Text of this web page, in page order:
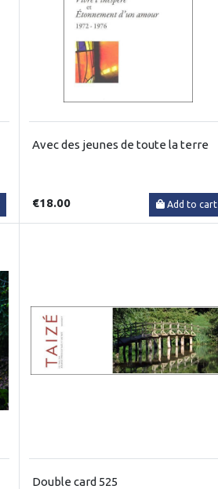
Avec des jeunes de toute la terre
€18.00 Add to cart
Double card 525